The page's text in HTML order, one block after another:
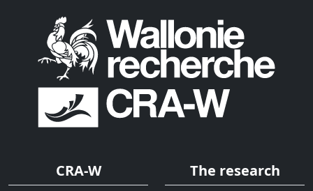
CRA-W The research